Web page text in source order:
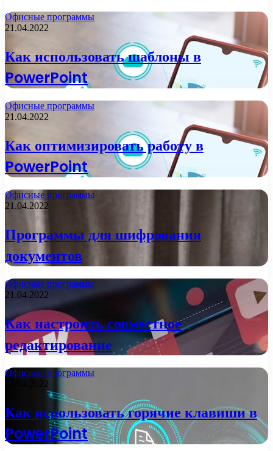
Офисные программы
21.04.2022
Как использовать шаблоны в
PowerPoint
Офисные программы
21.04.2022
Как оптимизировать работу в
PowerPoint
Офисные программы
21.04.2022
Программы для шифрования
документов
Офисные программы
21.04.2022
Как настроить совместное
редактирование
Офисные программы
21.04.2022
Как использовать горячие клавиши в
PowerPoint